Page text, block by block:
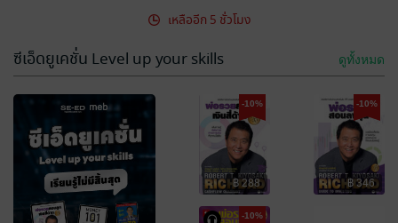
เหลืออีก 5 ชั่วโมง
ซีเอ็ดยูเคชั่น Level up your skills ดูทั้งหมด
-10%
฿ 288
-10%
฿ 346
-10%